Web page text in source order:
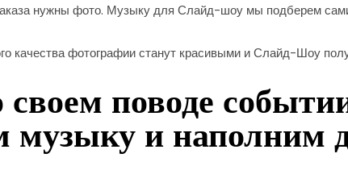
нужны фото. Музыку для Слайд-шоу мы подберем
качества фотографии станут красивыми и Слайд-Шоу
поводе
музыку и